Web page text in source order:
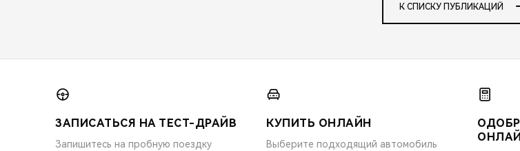
К СПИСКУ ПУБЛИКАЦИЙ
ЗАПИСАТЬСЯ НА ТЕСТ-ДРАЙВ
Запишитесь на пробную поездку
КУПИТЬ ОНЛАЙН
Выберите подходящий автомобиль